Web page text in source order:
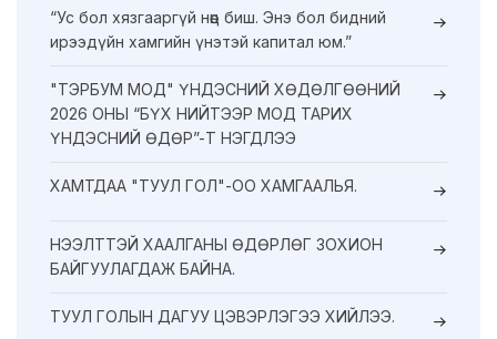
“Ус бол хязгааргүй нөөц биш. Энэ бол бидний
ирээдүйн хамгийн үнэтэй капитал юм.”
"ТЭРБУМ МОД" ҮНДЭСНИЙ ХӨДӨЛГӨӨНИЙ
2026 ОНЫ “БҮХ НИЙТЭЭР МОД ТАРИХ
ҮНДЭСНИЙ ӨДӨР”-Т НЭГДЛЭЭ
ХАМТДАА "ТУУЛ ГОЛ"-ОО ХАМГААЛЬЯ.
НЭЭЛТТЭЙ ХААЛГАНЫ ӨДӨРЛӨГ ЗОХИОН
БАЙГУУЛАГДАЖ БАЙНА.
ТУУЛ ГОЛЫН ДАГУУ ЦЭВЭРЛЭГЭЭ ХИЙЛЭЭ.